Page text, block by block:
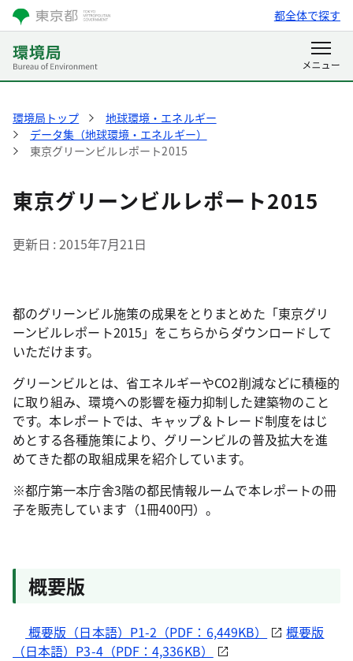
都全体で探す
環境局トップ
地球環境・エネルギー
データ集（地球環境・エネルギー）
東京グリーンビルレポート2015
東京グリーンビルレポート2015
更新日 2015年7月21日
都のグリーンビル施策の成果をとりまとめた「東京グリ
ーンビルレポート2015」をこちらからダウンロードして
いただけます。
グリーンビルとは、省エネルギーやCO2削減などに積極的
に取り組み、環境への影響を極力抑制した建築物のこと
です。本レポートでは、キャップ＆トレード制度をはじ
めとする各種施策により、グリーンビルの普及拡大を進
めてきた都の取組成果を紹介しています。
※都庁第一本庁舎3階の都民情報ルームで本レポートの冊
子を販売しています（1冊400円）。
概要版
概要版（日本語）P1-2（PDF：6,449KB）
概要版
（日本語）P3-4（PDF：4,336KB）